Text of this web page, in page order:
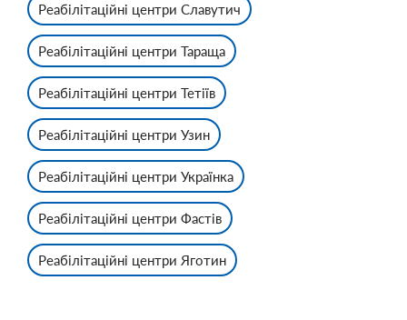
Реабілітаційні центри Славутич
Реабілітаційні центри Тараща
Реабілітаційні центри Тетіїв
Реабілітаційні центри Узин
Реабілітаційні центри Українка
Реабілітаційні центри Фастів
Реабілітаційні центри Яготин